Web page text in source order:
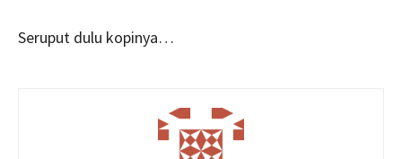
Seruput dulu kopinya…